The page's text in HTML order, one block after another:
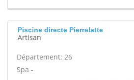
Piscine directe Pierrelatte
Artisan
Département: 26
Spa -